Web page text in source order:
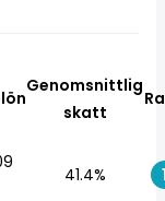
Genomsnittlig
skatt
41.4%